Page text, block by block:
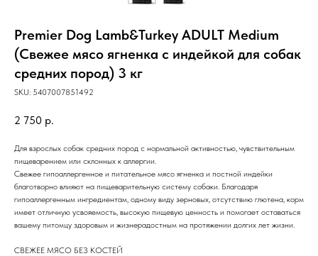
Premier Dog Lamb&Turkey ADULT Medium
(Свежее мясо ягненка с индейкой для собак
средних пород) 3 кг
SKU: 5407007851492
2 750 р.
Для взрослых собак средних пород с нормальной активностью, чувствительным
пищеварением или склонных к аллергии.
Свежее гипоаллергенное и питательное мясо ягненка и постной индейки
благотворно влияют на пищеварительную систему собаки. Благодаря
гипоаллергенным ингредиентам, одному виду зерновых, отсутствию глютена, корм
имеет отличную усвояемость, высокую пищевую ценность и помогает оставаться
вашему питомцу здоровым и жизнерадостным на протяжении долгих лет жизни.
СВЕЖЕЕ МЯСО БЕЗ КОСТЕЙ